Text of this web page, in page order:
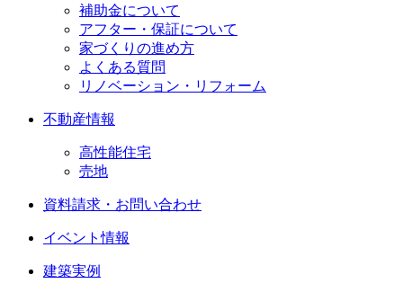
補助金について
アフター・保証について
家づくりの進め方
よくある質問
リノベーション・リフォーム
不動産情報
高性能住宅
売地
資料請求・お問い合わせ
イベント情報
建築実例